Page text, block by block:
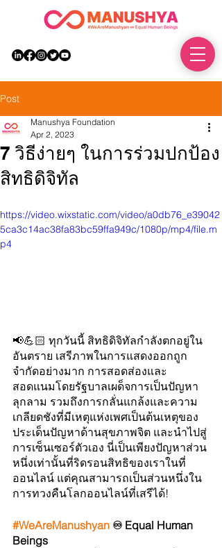
Post
7 วิธีง่ายๆ ในการร่วมปกป้อง
สิทธิดิจิทัล
Manushya Foundation
Apr 2, 2023
https://video.wixstatic.com/video/a0db76_e39042
5ca3c14ac38fa83bc59ffa949c/1080p/mp4/file.m
p4
📢💪🏻 ทุกวันนี้ สิทธิดิจิทัลกำลังตกอยู่ใน
อันตราย เสรีภาพในการแสดงออกถูก
จำกัดอย่างมาก การสอดส่องและ
สอดแนมโดยรัฐบาลเผด็จการเป็นปัญหา
ลุกลาม รวมถึงการกลั่นแกล้งและความ
เกลียดชังที่มีเหตุแห่งเพศเป็นต้นเหตุของ
ประเด็นปัญหาด้านสุขภาพจิต และนำไปสู่
การเซ็นเซอร์ตัวเอง นี่เป็นเพียงปัญหาส่วน
หนึ่งเท่านั้นที่ริดรอนสิทธิของเราในที่
ออนไลน์ แต่คุณสามารถเป็นส่วนหนึ่งใน
การทวงคืนโลกออนไลน์ที่เสรีได้!
#WeAreManushyan ♾ Equal Human
Beings